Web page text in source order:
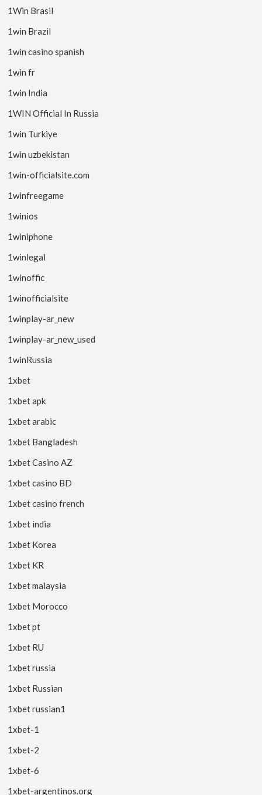
1Win Brasil
1win Brazil
1win casino spanish
1win fr
1win India
1WIN Official In Russia
1win Turkiye
1win uzbekistan
1win-officialsite.com
1winfreegame
1winios
1winiphone
1winlegal
1winoffic
1winofficialsite
1winplay-ar_new
1winplay-ar_new_used
1winRussia
1xbet
1xbet apk
1xbet arabic
1xbet Bangladesh
1xbet Casino AZ
1xbet casino BD
1xbet casino french
1xbet india
1xbet Korea
1xbet KR
1xbet malaysia
1xbet Morocco
1xbet pt
1xbet RU
1xbet russia
1xbet Russian
1xbet russian1
1xbet-1
1xbet-2
1xbet-6
1xbet-argentinos.org